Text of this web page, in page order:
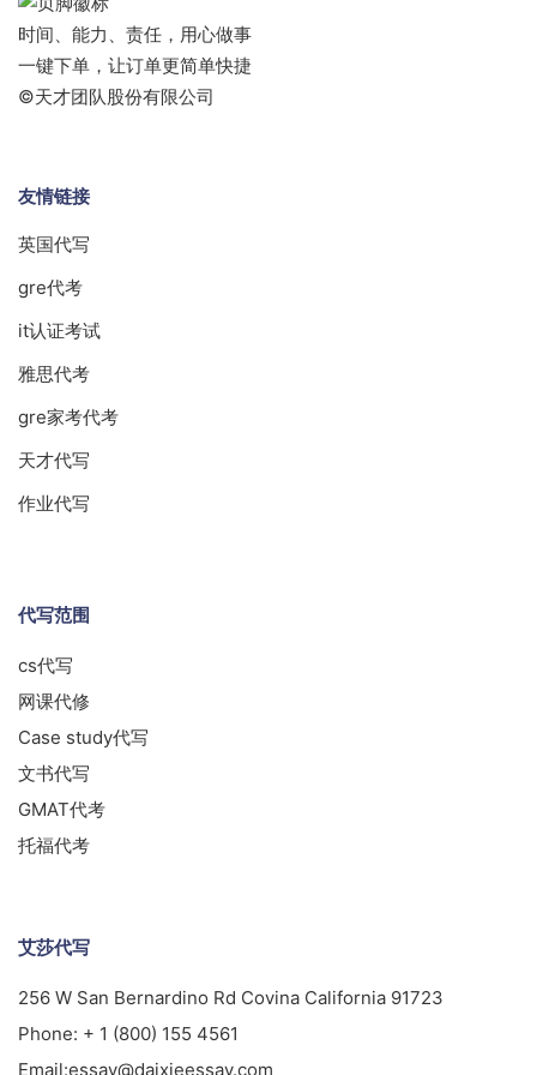
时间、能力、责任，用心做事
一键下单，让订单更简单快捷
©天才团队股份有限公司
友情链接
英国代写
gre代考
it认证考试
雅思代考
gre家考代考
天才代写
作业代写
代写范围
cs代写
网课代修
Case study代写
文书代写
GMAT代考
托福代考
艾莎代写
256 W San Bernardino Rd Covina California 91723
Phone: + 1 (800) 155 4561
Email:essay@daixieessay.com